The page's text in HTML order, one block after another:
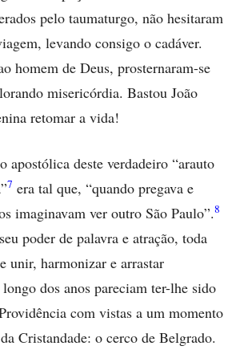
pelo taumaturgo, não hesitaram
levando consigo o cadáver.
homem de Deus, prosternaram-se
misericórdia. Bastou João
retomar a vida!
apostólica deste verdadeiro “arauto
7 era tal que, “quando pregava e
imaginavam ver outro São Paulo”.8
poder de palavra e atração, toda
unir, harmonizar e arrastar
dos anos pareciam ter-lhe sido
com vistas a um momento
Cristandade: o cerco de Belgrado.